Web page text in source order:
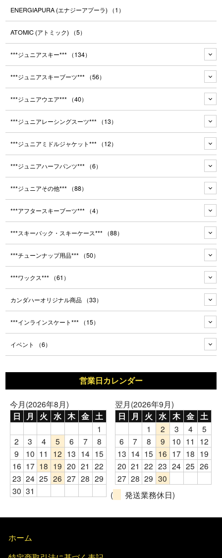
ENERGIAPURA (エナジーアプーラ) （1）
ATOMIC (アトミック) （5）
***ジュニアスキー*** （134）
***ジュニアスキーブーツ*** （56）
***ジュニアウエア*** （40）
***ジュニアレーシングスーツ*** （13）
***ジュニアミドルジャケット*** （12）
***ジュニアハーフパンツ*** （6）
***ジュニアその他*** （88）
***アフタースキーブーツ*** （4）
***スキーバック・スキーケース*** （88）
***チューンナップ用品*** （50）
***ワックス*** （61）
カンダハーオリジナル商品 （33）
***インラインスケート*** （15）
イベント （6）
営業日カレンダー
今月(2026年8月)
日 月 火 水 木 金 土
1
2
3 4 5 6 7
8
9
10 11 12 13 14 15
16 17 18 19 20 21 22
23 24 25 26 27 28 29
30 31
翌月(2026年9月)
日 月 火 水 木 金 土
1 2 3 4
5
6
7 8 9 10 11
12
13 14 15 16 17 18 19
20 21 22 23 24 25 26
27 28 29 30
(
発送業務休日)
ホーム